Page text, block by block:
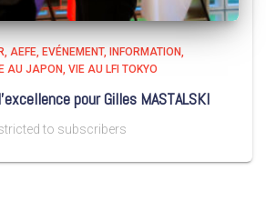
AEFE EVÉNEMENT
INFORMATION
AU JAPON VIE AU LFI TOKYO
pour Gilles MASTALSKI
to subscribers